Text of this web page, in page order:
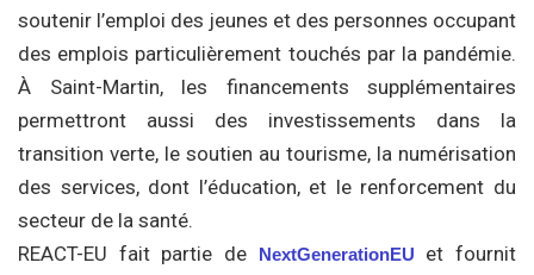
soutenir l’emploi des jeunes et des personnes occupant
des emplois particulièrement touchés par la pandémie.
À Saint-Martin, les financements supplémentaires
permettront aussi des investissements dans la
transition verte, le soutien au tourisme, la numérisation
des services, dont l’éducation, et le renforcement du
secteur de la santé.
REACT-EU fait partie de
NextGenerationEU
et fournit